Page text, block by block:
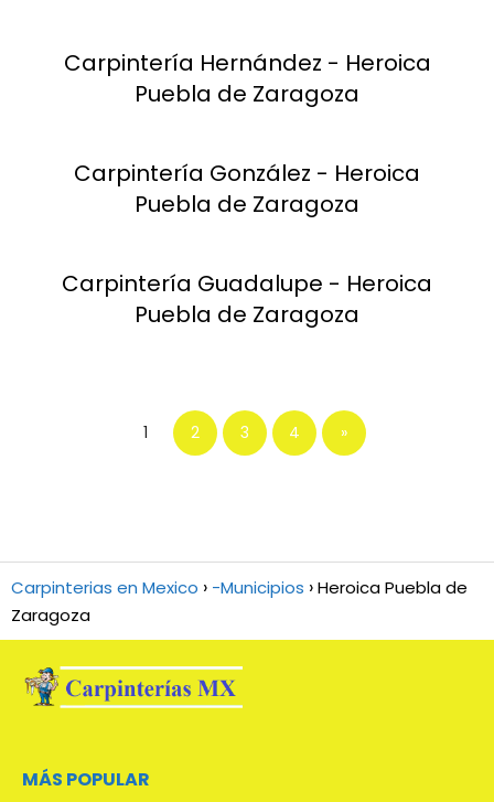
Carpintería Hernández - Heroica
Puebla de Zaragoza
Carpintería González - Heroica
Puebla de Zaragoza
Carpintería Guadalupe - Heroica
Puebla de Zaragoza
1 2 3 4 »
Carpinterias en Mexico -Municipios
Heroica Puebla de
Zaragoza
MÁS POPULAR